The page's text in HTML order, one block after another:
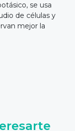
se usa
de células y
mejor la